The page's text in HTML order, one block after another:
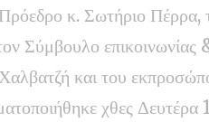
κ. Σωτήριο
Σύμβουλο
και του
χθες